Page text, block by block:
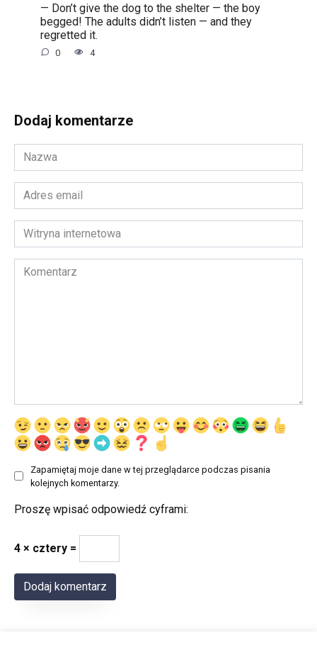
— Don’t give the dog to the shelter — the boy
begged! The adults didn’t listen — and they
regretted it.
0 4
Dodaj komentarze
Nazwa
*
Adres
email
*Witryna
internetowa
Komentarz
Zapamiętaj moje dane w tej przeglądarce podczas pisania
kolejnych komentarzy.
Proszę wpisać odpowiedź cyframi:
4 × cztery =